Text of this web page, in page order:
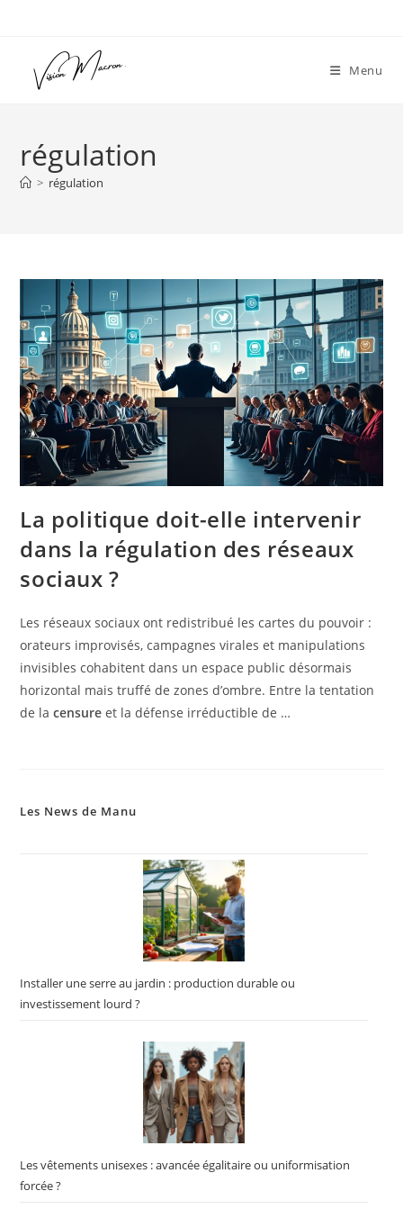
Menu
régulation
> régulation
La politique doit-elle intervenir
dans la régulation des réseaux
sociaux ?
Les réseaux sociaux ont redistribué les cartes du pouvoir :
orateurs improvisés, campagnes virales et manipulations
invisibles cohabitent dans un espace public désormais
horizontal mais truffé de zones d’ombre. Entre la tentation
de lacensure et la défense irréductible de …
Les News de Manu
Installer une serre au jardin : production durable ou
investissement lourd ?
Les vêtements unisexes : avancée égalitaire ou uniformisation
forcée ?